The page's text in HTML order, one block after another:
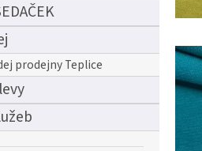
prodejny Teplice